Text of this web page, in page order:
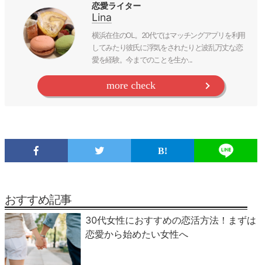
恋愛ライター
Lina
横浜在住のOL。20代ではマッチングアプリを利用
してみたり彼氏に浮気をされたりと波乱万丈な恋
愛を経験。今までのことを生か...
more check
おすすめ記事
30代女性におすすめの恋活方法！まずは
恋愛から始めたい女性へ